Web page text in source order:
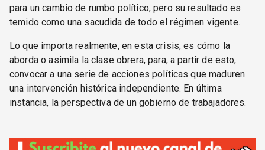
para un cambio de rumbo político, pero su resultado es
temido como una sacudida de todo el régimen vigente.
Lo que importa realmente, en esta crisis, es cómo la
aborda o asimila la clase obrera, para, a partir de esto,
convocar a una serie de acciones políticas que maduren
una intervención histórica independiente. En última
instancia, la perspectiva de un gobierno de trabajadores.